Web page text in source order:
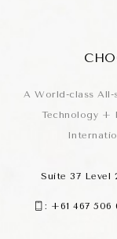
A World-class
Technology +
Suite 37 Level
: +61 467 506